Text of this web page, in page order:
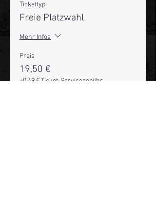
Tickettyp
Freie Platzwahl
Mehr Infos
Preis
19,50 €
+0,49 € Ticket-Servicegebühr